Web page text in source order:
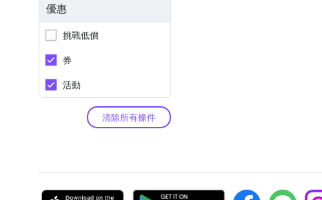
優惠
挑戰低價
券
活動
清除所有條件